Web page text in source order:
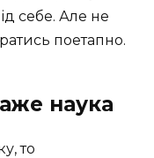
себе. Але не
поетапно.
наука
то